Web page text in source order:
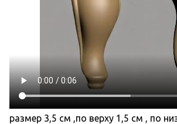
размер 3,5 см ,по верху 1,5 см , по